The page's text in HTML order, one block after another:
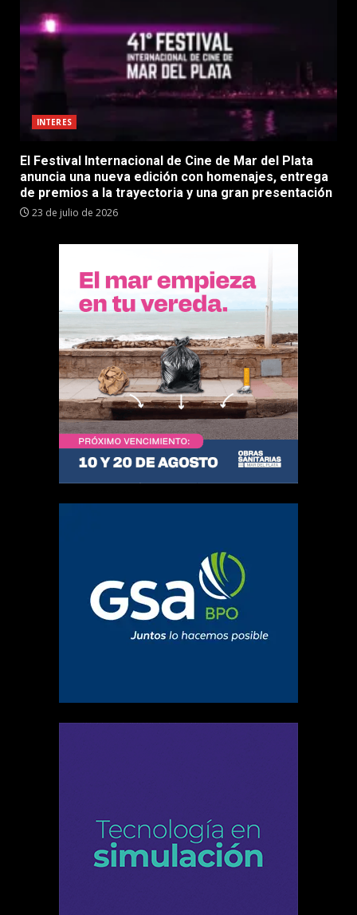
INTERES
El Festival Internacional de Cine de Mar del Plata
anuncia una nueva edición con homenajes, entrega
de premios a la trayectoria y una gran presentación
23 de julio de 2026